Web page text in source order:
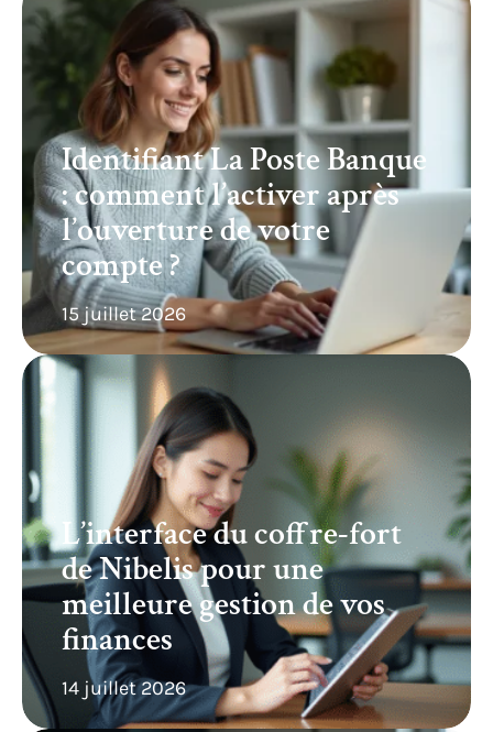
Identifiant La Poste Banque
: comment l’activer après
l’ouverture de votre
compte ?
15 juillet 2026
L’interface du coffre-fort
de Nibelis pour une
meilleure gestion de vos
finances
14 juillet 2026